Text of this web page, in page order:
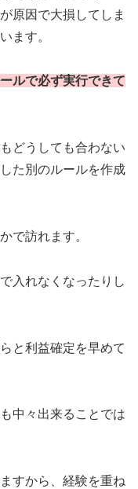
原因で大損してしま
ます。
ルで必ず実行できて
どうしても合わない
た別のルールを作成
で訪れます。
入れなくなったりし
と利益確定を早めて
中々出来ることでは
すから、経験を重ね